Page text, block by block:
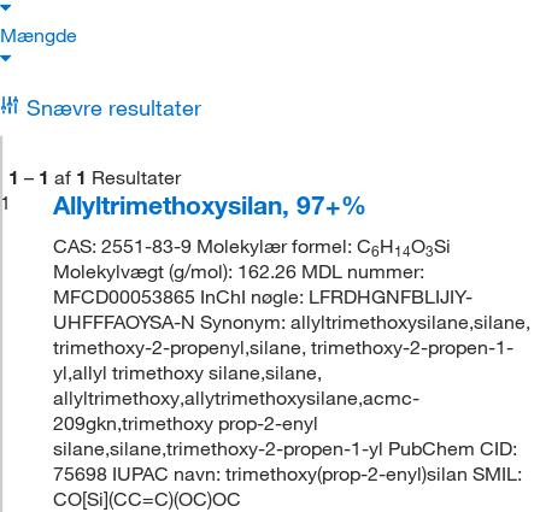
Mængde
Snævre resultater
1 – 1 af 1 Resultater
1
Allyltrimethoxysilan, 97+%
CAS: 2551-83-9 Molekylær formel: C6H14O3Si
Molekylvægt (g/mol): 162.26 MDL nummer:
MFCD00053865 InChI nøgle: LFRDHGNFBLIJIY-
UHFFFAOYSA-N Synonym: allyltrimethoxysilane,silane,
trimethoxy-2-propenyl,silane, trimethoxy-2-propen-1-
yl,allyl trimethoxy silane,silane,
allyltrimethoxy,allytrimethoxysilane,acmc-
209gkn,trimethoxy prop-2-enyl
silane,silane,trimethoxy-2-propen-1-yl PubChem CID:
75698 IUPAC navn: trimethoxy(prop-2-enyl)silan SMIL:
CO[Si](CC=C)(OC)OC